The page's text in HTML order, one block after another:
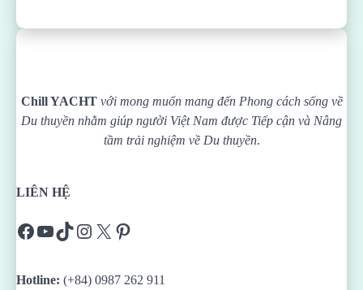
Chill YACHTvới mong muốn mang đến Phong cách sống về
Du thuyền nhằm giúp người Việt Nam được Tiếp cận và Nâng
tầm trải nghiệm về Du thuyền.
LIÊN HỆ
Facebook
YouTube
TikTok
Instagram
X Pinterest
Hotline: (+84) 0987 262 911